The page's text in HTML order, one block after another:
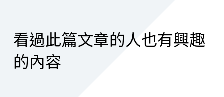
看過此篇文章的人也有興趣
的內容